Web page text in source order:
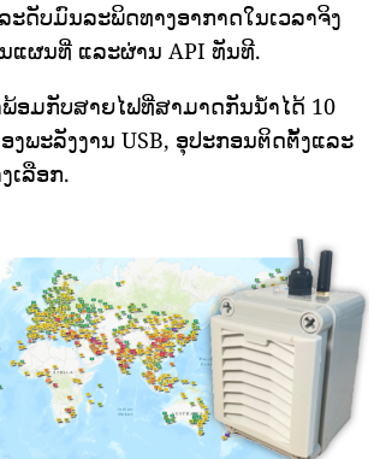
ະດັບມົນລະພິດທາງອາກາດໃນເວລາຈິງ
ແຜນທີ່ ແລະຜ່ານ API ທັນທີ.
ອມກັບສາຍໄຟທີ່ສາມາດກັນນ້ໍາໄດ້ 10
ພະລັງງານ USB, ອຸປະກອນຕິດຕັ້ງແລະ
ເລືອກ.